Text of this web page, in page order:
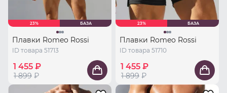
23% БАЗА
Плавки Romeo Rossi
ID товара 51713
1 455 ₽
1 899 ₽
23% БАЗА
Плавки Romeo Rossi
ID товара 51710
1 455 ₽
1 899 ₽